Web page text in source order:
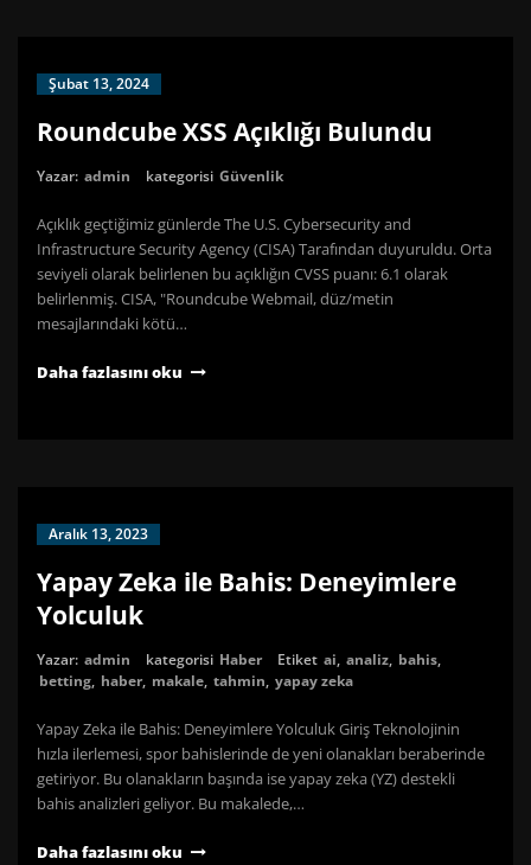
Şubat 13, 2024
Roundcube XSS Açıklığı Bulundu
Yazar: admin kategorisi Güvenlik
Açıklık geçtiğimiz günlerde The U.S. Cybersecurity and
Infrastructure Security Agency (CISA) Tarafından duyuruldu. Orta
seviyeli olarak belirlenen bu açıklığın CVSS puanı: 6.1 olarak
belirlenmiş. CISA, "Roundcube Webmail, düz/metin
mesajlarındaki kötü…
Daha fazlasını oku
Aralık 13, 2023
Yapay Zeka ile Bahis: Deneyimlere
Yolculuk
Yazar: admin kategorisi Haber Etiket ai, analiz, bahis,
betting, haber, makale, tahmin, yapay zeka
Yapay Zeka ile Bahis: Deneyimlere Yolculuk Giriş Teknolojinin
hızla ilerlemesi, spor bahislerinde de yeni olanakları beraberinde
getiriyor. Bu olanakların başında ise yapay zeka (YZ) destekli
bahis analizleri geliyor. Bu makalede,…
Daha fazlasını oku